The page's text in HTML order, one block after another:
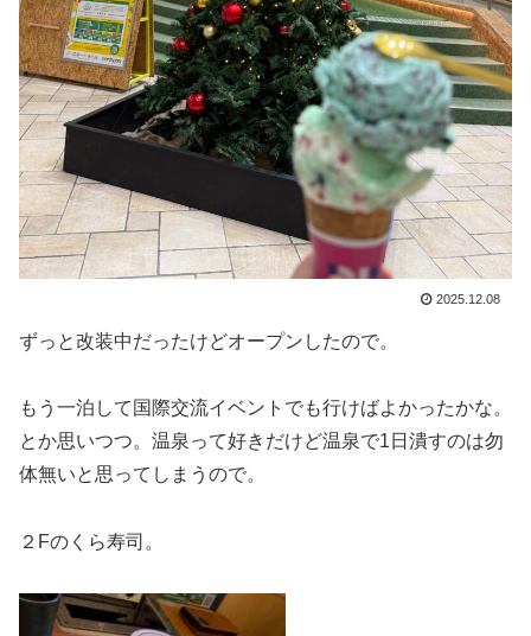
2025.12.08
ずっと改装中だったけどオープンしたので。
もう一泊して国際交流イベントでも行けばよかったかな。
とか思いつつ。温泉って好きだけど温泉で1日潰すのは勿
体無いと思ってしまうので。
２Fのくら寿司。